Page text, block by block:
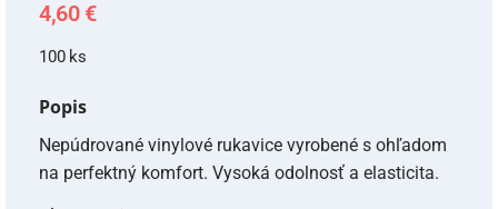
4,60 €
100 ks
Popis
Nepúdrované vinylové rukavice vyrobené s ohľadom
na perfektný komfort. Vysoká odolnosť a elasticita.